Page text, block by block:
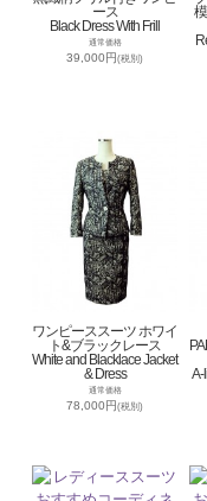
ース
Black Dress With Frill
通常価格
39,000円(税別)
ワンピーススーツ ホワイ
ト&ブラックレース
White and Blacklace Jacket
& Dress
通常価格
78,000円(税別)
A-